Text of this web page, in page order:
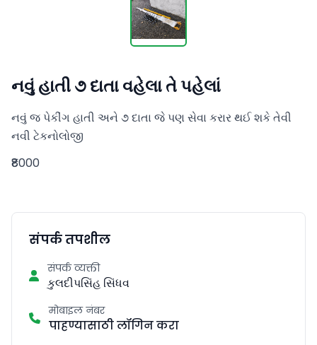
નવું હાતી ૭ દાતા વહેલા તે પહેલાં
નવું જ પેકીંગ હાતી અને ૭ દાતા જે પણ સેવા કરાર થઈ શકે તેવી
નવી ટેકનોલોજી
₹8000
संपर्क तपशील
संपर्क व्यक्ती
કુલદીપસિંહ સિંધવ
मोबाइल नंबर
पाहण्यासाठी लॉगिन करा